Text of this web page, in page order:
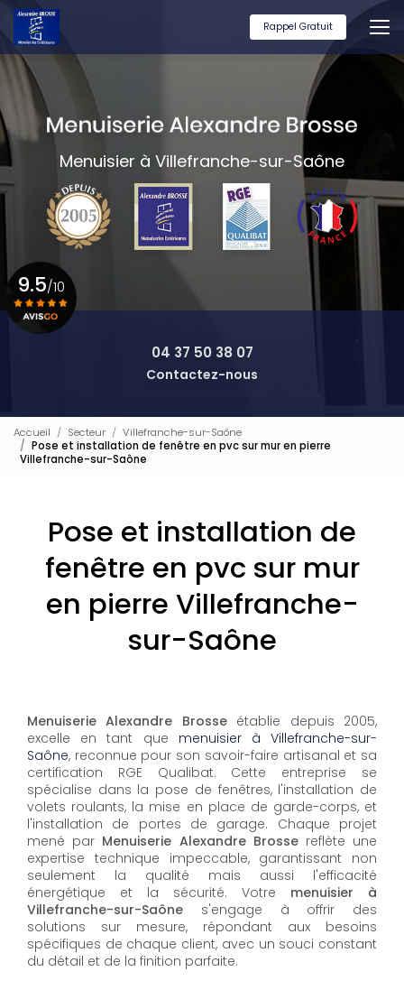
Aller
contenu
principal
Rappel Gratuit
Menuisier à Villefranche-sur-Saône
04 37 50 38 07
Contactez-nous
9.5/10
Accueil Secteur
Villefranche-sur-Saône
Pose et installation de fenêtre en pvc sur mur en pierre
Villefranche-sur-Saône
Pose et installation de
fenêtre en pvc sur mur
en pierre Villefranche-
sur-Saône
Menuiserie Alexandre Brosseétablie depuis 2005,
excelle en tant que menuisier à Villefranche-sur-
Saône, reconnue pour son savoir-faire artisanal et sa
certification RGE Qualibat. Cette entreprise se
spécialise dans la pose de fenêtres, l'installation de
volets roulants, la mise en place de garde-corps, et
l'installation de portes de garage. Chaque projet
mené par Menuiserie Alexandre Brossereflète une
expertise technique impeccable, garantissant non
seulement la qualité mais aussi l'efficacité
énergétique et la sécurité. Votre menuisier à
Villefranche-sur-Saône s'engage à offrir des
solutions sur mesure, répondant aux besoins
spécifiques de chaque client, avec un souci constant
du détail et de la finition parfaite.